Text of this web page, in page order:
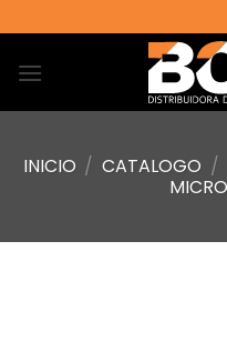
al
contenido
INICIO / CATALOGO /